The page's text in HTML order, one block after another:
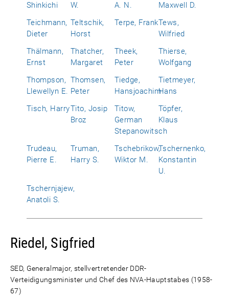
Shinkichi
W.
A. N.
Maxwell D.
Teichmann,
Dieter
Teltschik,
Horst
Terpe, FrankTews,
Wilfried
Thälmann,
Ernst
Thatcher,
Margaret
Theek,
Peter
Thierse,
Wolfgang
Thompson,
Llewellyn E.
Thomsen,
Peter
Tiedge,
Hansjoachim
Tietmeyer,
Hans
Tisch, HarryTito, Josip
Broz
Titow,
German
Stepanowitsch
Töpfer,
Klaus
Trudeau,
Pierre E.
Truman,
Harry S.
Tschebrikow,
Wiktor M.
Tschernenko,
Konstantin
U.
Tschernjajew,
Anatoli S.
Riedel, Sigfried
SED, Generalmajor, stellvertretender DDR-
Verteidigungsminister und Chef des NVA-Hauptstabes (1958-
67)